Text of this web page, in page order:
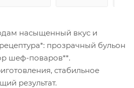
насыщенный вкус и
прозрачный бульон
шеф-поваров**.
стабильное
результат.